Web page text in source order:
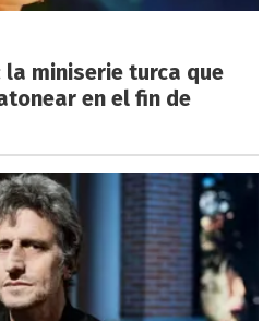
la miniserie turca que
en el fin de